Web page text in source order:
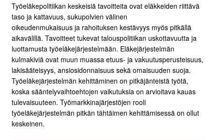
Työeläkepolitiikan keskeisiä tavoitteita ovat eläkkeiden riittävä
taso ja kattavuus, sukupolvien välinen
oikeudenmukaisuus ja rahoituksen kestävyys myös pitkällä
aikavälillä. Tavoitteet tukevat talouspolitiikan uskottavuutta ja
luottamusta työeläkejärjestelmään. Eläkejärjestelmän
kulmakiviä ovat muun muassa etuus- ja vakuutusperusteisuus,
lakisääteisyys, ansiosidonnaisuus sekä omaisuuden suoja.
Työeläkejärjestelmän kehittäminen on pitkäjänteistä työtä,
koska sääntelyvaihtoehtojen vaikutuksia on arvioitava kauas
tulevaisuuteen. Työmarkkinajärjestöjen rooli
työeläkejärjestelmän pitkän tähtäimen kehittämisessä on ollut
keskeinen.